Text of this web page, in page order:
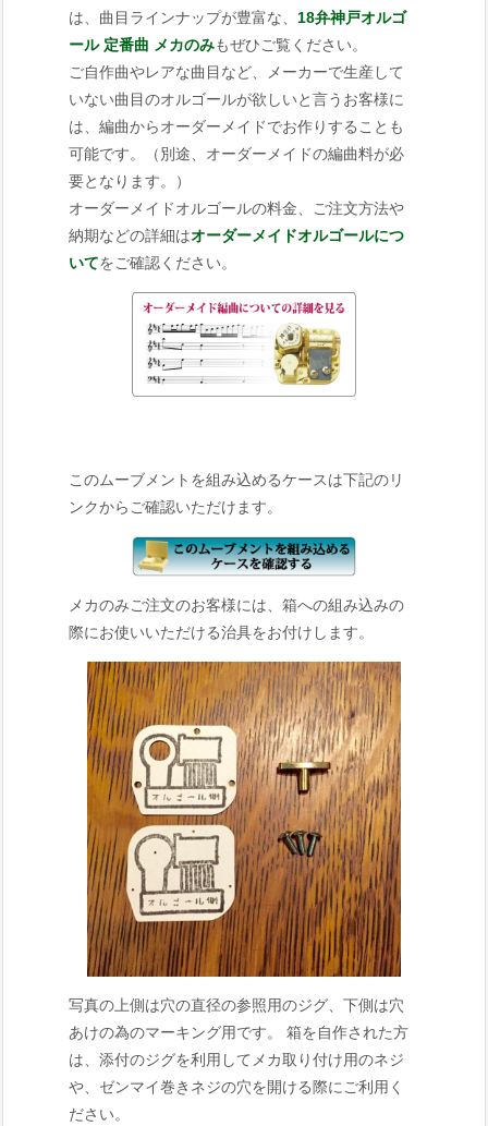
は、曲目ラインナップが豊富な、 18弁神戸オルゴ
ール 定番曲 メカのみもぜひご覧ください。
ご自作曲やレアな曲目など、メーカーで生産して
いない曲目のオルゴールが欲しいと言うお客様に
は、編曲からオーダーメイドでお作りすることも
可能です。（別途、オーダーメイドの編曲料が必
要となります。）
オーダーメイドオルゴールの料金、ご注文方法や
納期などの詳細はオーダーメイドオルゴールにつ
いてをご確認ください。
このムーブメントを組み込めるケースは下記のリ
ンクからご確認いただけます。
メカのみご注文のお客様には、箱への組み込みの
際にお使いいただける治具をお付けします。
写真の上側は穴の直径の参照用のジグ、下側は穴
あけの為のマーキング用です。 箱を自作された方
は、添付のジグを利用してメカ取り付け用のネジ
や、ゼンマイ巻きネジの穴を開ける際にご利用く
ださい。